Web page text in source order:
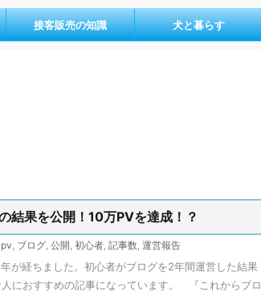
接客販売の知識 犬と暮らす
結果を公開！10万PVを達成！？
pv ブログ 公開 初心者 記事数 運営報告
が経ちました。初心者がブログを2年間運営した結果
におすすめの記事になっています。 『これからブロ